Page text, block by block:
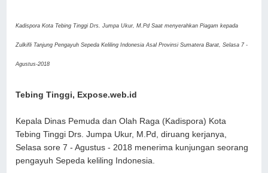
Kadispora Kota Tebing Tinggi Drs. Jumpa Ukur, M.Pd Saat menyerahkan Piagam kepada
Zulkifli Tanjung Pengayuh Sepeda Keliling Indonesia Asal Provinsi Sumatera Barat, Selasa 7 -
Agustus-2018
Tebing Tinggi, Expose.web.id
Kepala Dinas Pemuda dan Olah Raga (Kadispora) Kota
Tebing Tinggi Drs. Jumpa Ukur, M.Pd, diruang kerjanya,
Selasa sore 7 - Agustus - 2018 menerima kunjungan seorang
pengayuh Sepeda keliling Indonesia.